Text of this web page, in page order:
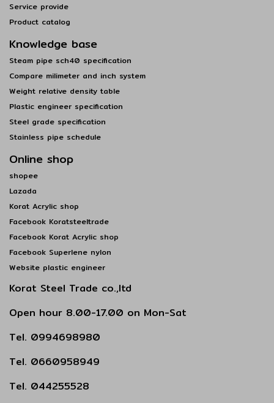
Service provide
Product catalog
Knowledge base
Steam pipe sch40 specification
Compare milimeter and inch system
Weight relative density table
Plastic engineer specification
Steel grade specification
Stainless pipe schedule
Online shop
shopee
Lazada
Korat Acrylic shop
Facebook Koratsteeltrade
Facebook Korat Acrylic shop
Facebook Superlene nylon
Website plastic engineer
Korat Steel Trade co.,ltd
Open hour 8.00-17.00 on Mon-Sat
Tel. 0994698980
Tel. 0660958949
Tel. 044255528